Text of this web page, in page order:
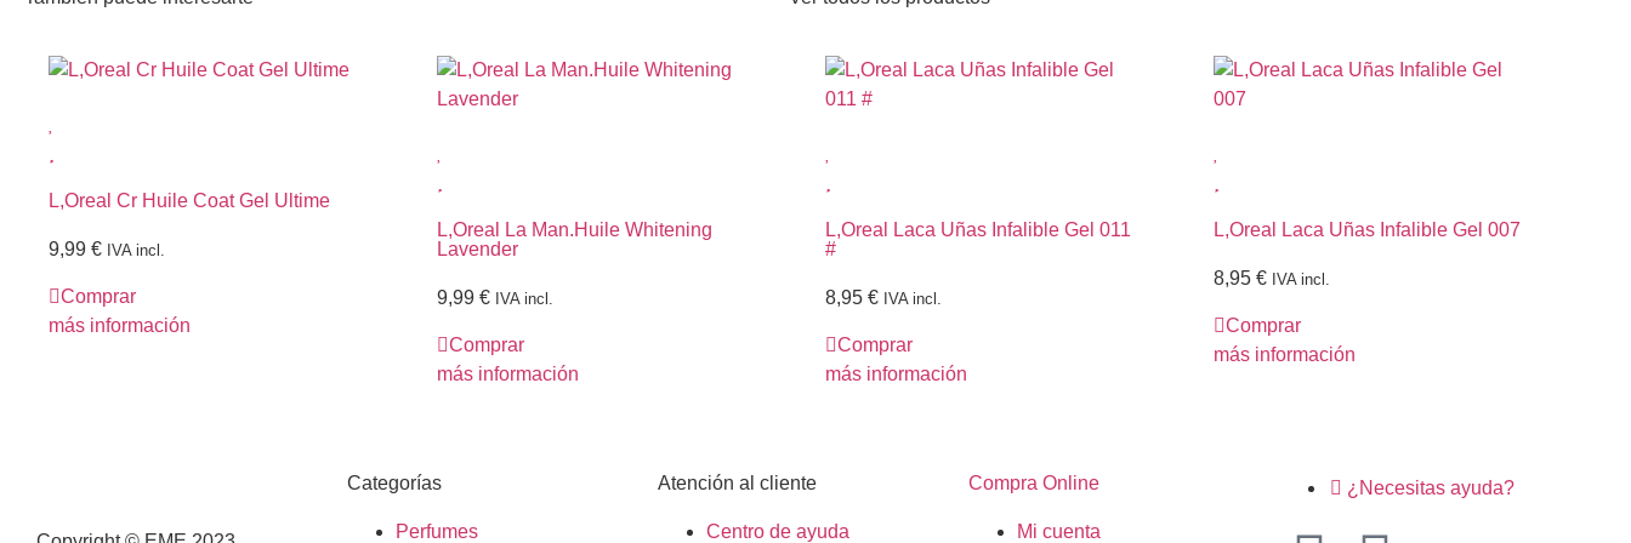
L,Oreal Cr Huile Coat Gel Ultime
9,99 € IVA incl.
Comprar
más información
L,Oreal La Man.Huile Whitening
Lavender
9,99 € IVA incl.
Comprar
más información
L,Oreal Laca Uñas Infalible Gel 011
#
8,95 € IVA incl.
Comprar
más información
L,Oreal Laca Uñas Infalible Gel 007
8,95 € IVA incl.
Comprar
más información
Categorías
Perfumes
Atención al cliente
Centro de ayuda
Compra Online
Mi cuenta
¿Necesitas ayuda?